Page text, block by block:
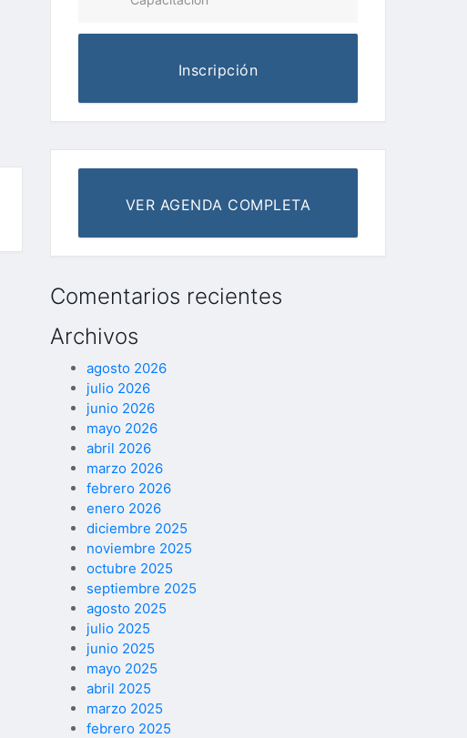
Inscripción
VER AGENDA COMPLETA
Comentarios recientes
Archivos
agosto 2026
julio 2026
junio 2026
mayo 2026
abril 2026
marzo 2026
febrero 2026
enero 2026
diciembre 2025
noviembre 2025
octubre 2025
septiembre 2025
agosto 2025
julio 2025
junio 2025
mayo 2025
abril 2025
marzo 2025
febrero 2025